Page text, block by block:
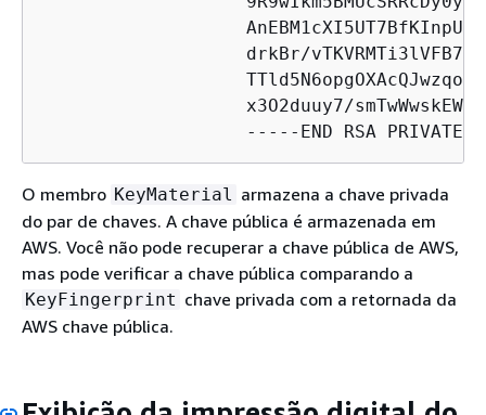
drkBr/
x3O2duuy7/
-----END RSA PRIVATE
O membro KeyMaterial armazena a chave privada
do par de chaves. A chave pública é armazenada em
AWS. Você não pode recuperar a chave pública de AWS,
mas pode verificar a chave pública comparando a
KeyFingerprint chave privada com a retornada da
AWS chave pública.